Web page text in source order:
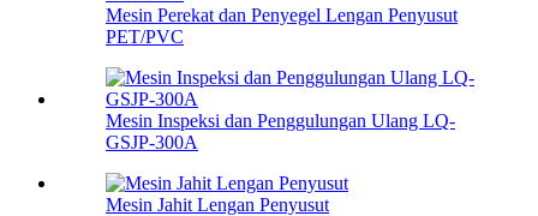
Mesin Perekat dan Penyegel Lengan Penyusut
PET/PVC
Mesin Inspeksi dan Penggulungan Ulang LQ-
GSJP-300A
Mesin Jahit Lengan Penyusut